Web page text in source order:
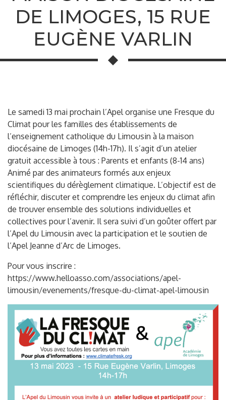
DE LIMOGES, 15 RUE
EUGÈNE VARLIN
Le samedi 13 mai prochain l’Apel organise une Fresque du
Climat pour les familles des établissements de
l’enseignement catholique du Limousin à la maison
diocésaine de Limoges (14h-17h). Il s’agit d’un atelier
gratuit accessible à tous : Parents et enfants (8-14 ans)
Animé par des animateurs formés aux enjeux
scientifiques du dérèglement climatique. L’objectif est de
réfléchir, discuter et comprendre les enjeux du climat afin
de trouver ensemble des solutions individuelles et
collectives pour l’avenir. Il sera suivi d’un goûter offert par
l’Apel du Limousin avec la participation et le soutien de
l’Apel Jeanne d’Arc de Limoges.
Pour vous inscrire :
https://www.helloasso.com/associations/apel-
limousin/evenements/fresque-du-climat-apel-limousin